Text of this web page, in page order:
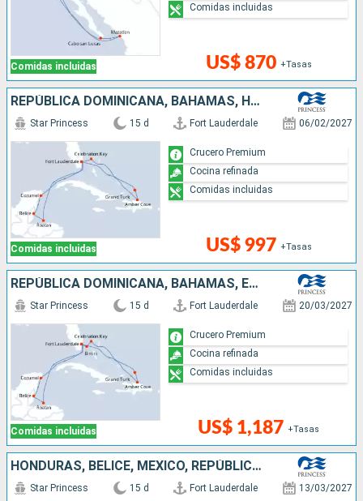
Comidas incluidas US$ 870 +Tasas
Comidas incluidas
REPÚBLICA DOMINICANA, BAHAMAS, HONDURAS, BELICE, MÉXICO, ESTADOS UNIDOS
Comidas incluidas
Star Princess 15 d Fort Lauderdale 06/02/2027
US$ 997 +Tasas
Crucero Premium
Cocina refinada
Comidas incluidas
REPÚBLICA DOMINICANA, BAHAMAS, ESTADOS UNIDOS, HONDURAS, BELICE, MÉXICO
Comidas incluidas
Star Princess 15 d Fort Lauderdale 20/03/2027
US$ 1,187 +Tasas
Crucero Premium
Cocina refinada
Comidas incluidas
HONDURAS, BELICE, MÉXICO, REPÚBLICA DOMINICANA, BAHAMAS, ESTADOS UNIDOS
Star Princess 15 d Fort Lauderdale 13/03/2027